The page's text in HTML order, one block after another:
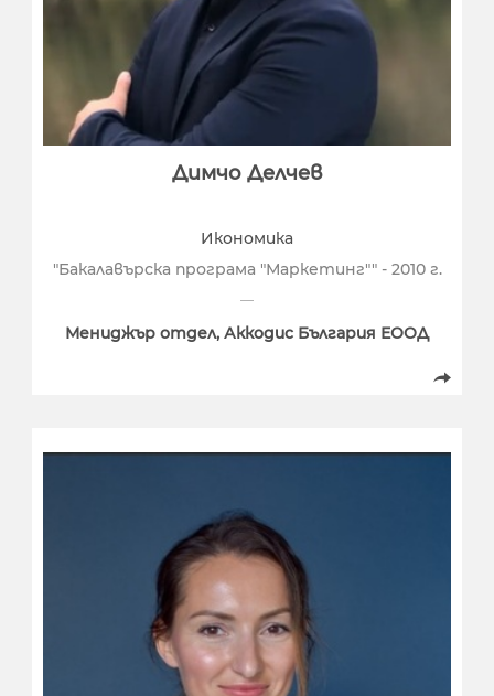

Димчо Делчев
Икономика
"Бакалавърска програма "Маркетинг"" - 2010 г.
Мениджър отдел, Аккодис България ЕООД